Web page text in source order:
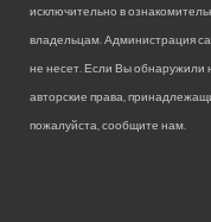
исключительно в
владельцам. Администрация
не несет. Если Вы
авторские права,
пожалуйста, сообщите нам.